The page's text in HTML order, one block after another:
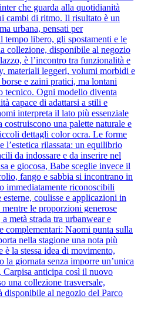
che guarda alla quotidianità
cambi di ritmo. Il risultato è un
urbana, pensati per
tempo libero, gli spostamenti e le
collezione, disponibile al negozio
è l’incontro tra funzionalità e
materiali leggeri, volumi morbidi e
e zaini pratici, ma lontani
tecnico. Ogni modello diventa
capace di adattarsi a stili e
interpreta il lato più essenziale
una palette naturale e
dettagli color ocra. Le forme
rilassata: un equilibrio
da indossare e da inserire nel
e giocosa, Babe sceglie invece il
fango e sabbia si incontrano in
immediatamente riconoscibili
coulisse e applicazioni in
le proporzioni generose
metà strada tra urbanwear e
complementari: Naomi punta sulla
nella stagione una nota più
è la stessa idea di movimento,
la giornata senza imporre un’unica
Carpisa anticipa così il nuovo
una collezione trasversale,
disponibile al negozio del Parco